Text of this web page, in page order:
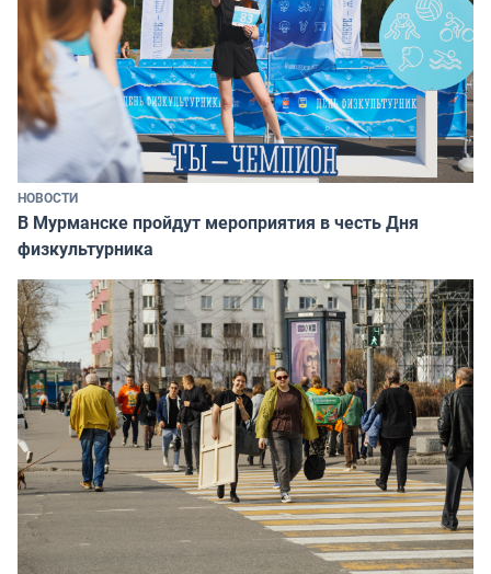
НОВОСТИ
В Мурманске пройдут мероприятия в честь Дня
физкультурника